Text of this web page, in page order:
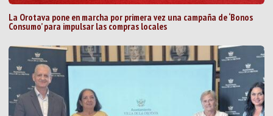
La Orotava pone en marcha por primera vez una campaña de ‘Bonos
Consumo’ para impulsar las compras locales